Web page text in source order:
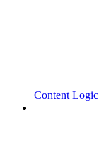
Content Logic